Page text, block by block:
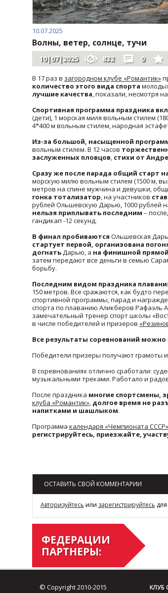
10.07.2025
Волны, ветер, солнце, тучи
10|07|2025 832 0
В 17 раз в загородном клубе «Романтик»
количество этого вида спорта
лучшие качества, показали, несмотря
Спортивная программа праздника
(дети), 1 морская миля вольным стилем
4*400 м вольным стилем, народная
Из-за большой, насыщенной
вольным стилем. В 12 часов
заслуженных пловцов, стихи от
Сразу же после парада общий старт
морскую милю вольным стилем (1500 м,
метров на спине мужчина и девушки,
гонка тотализатор, на участников
рублей Ольшевскую Дарью, 1000 рублей
нельзя приплывать последним –
гандикап -12 секунд.
В финал пробиваются Ольшевская
стартует первой, организована
догнатьДарью, а на финишной
затем передают все деньги в семью
борьбу.
Последним видом праздника
150 метров. Все сражаются, как будто
спортивной программы, парад и
спорта по плаванию Аликберов Рафаэль
замечательный тренер спорт школы
в числе победителей и призеров
Все результаты соревнований
Победители призеры получают грамоты
В соревнованиях отлично сработали:
музыкальными треками. Работало и
После праздника многие спортсмены,
клуба «Романтик», долгое время не
напитками и шашлыком.
Программа календаря «Чемпионата СССР»
регистрируйтесь, приезжайте,
ОСТАВИТЬ СВОЙ КОММЕНТАРИИ
Авторизуйтесь или зарегистрируйтесь
ФЕДЕРАЦИИ
ПАРТНЕРЫ:
© Copyright 2010-2015 КЛУБ